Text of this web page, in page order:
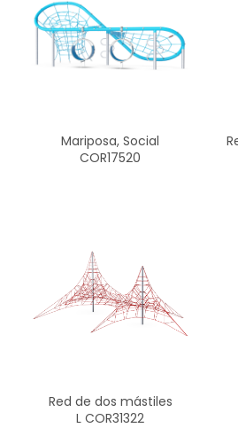
Mariposa, Social
COR17520
Red de dos mástiles
L COR31322